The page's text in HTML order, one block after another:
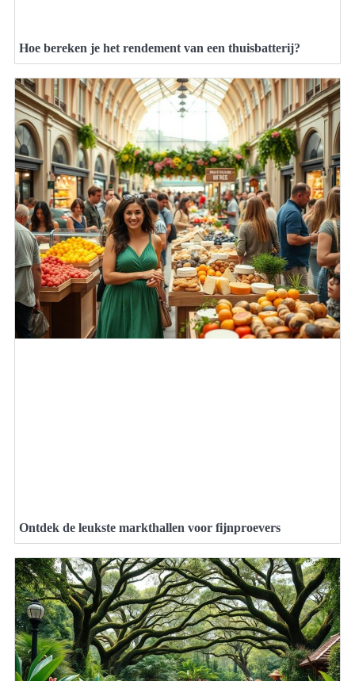
Hoe bereken je het rendement van een thuisbatterij?
Ontdek de leukste markthallen voor fijnproevers